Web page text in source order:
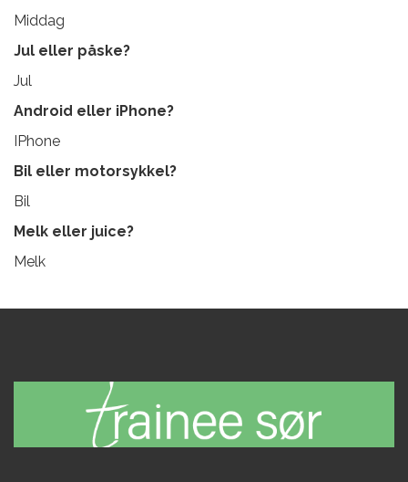
Middag
Jul eller påske?
Jul
Android eller iPhone?
IPhone
Bil eller motorsykkel?
Bil
Melk eller juice?
Melk